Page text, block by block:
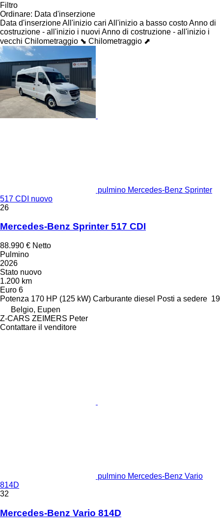
Filtro
Ordinare: Data d'inserzione
Data d'inserzioneAll'inizio cari All'inizio a basso costoAnno di
costruzione - all'inizio i nuovi Anno di costruzione - all'inizio i
vecchi Chilometraggio ⬊ Chilometraggio ⬈
pulmino Mercedes-Benz Sprinter
517 CDI nuovo
26
Mercedes-Benz Sprinter 517 CDI
88.990 € Netto
Pulmino
2026
Stato nuovo
1.200 km
Euro 6
Potenza 170 HP (125 kW) Carburante diesel Posti a sedere 19
Belgio, Eupen
Z-CARS ZEIMERS Peter
Contattare il venditore
pulmino Mercedes-Benz Vario
814D
32
Mercedes-Benz Vario 814D